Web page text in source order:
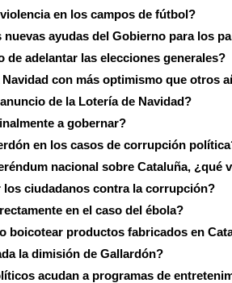
en los campos de fútbol?
nuevas ayudas del Gobierno para los
de adelantar las elecciones generales?
con más optimismo que otros
de la Lotería de Navidad?
a gobernar?
en los casos de corrupción
nacional sobre Cataluña, ¿qué
los ciudadanos contra la corrupción?
en el caso del ébola?
boicotear productos fabricados en
la dimisión de Gallardón?
acudan a programas de